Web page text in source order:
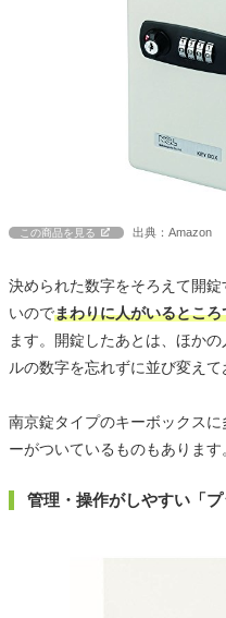
この商品を見る 出典：Amazon
決められた数字をそろえて開
いのでまわりに人がいるとこ
ます。開錠したあとは、ほか
ルの数字を忘れずに並び変えて
南京錠タイプのキーボックス
ーがついているものもあります
管理・操作がしやすい「プ